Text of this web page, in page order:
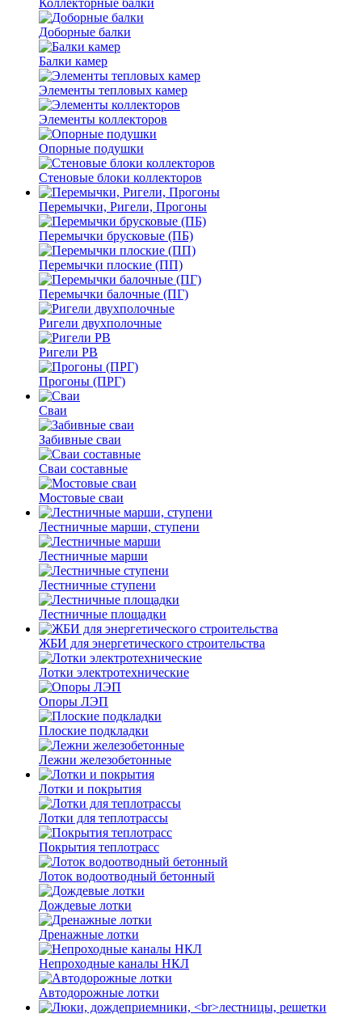
Коллекторные балки
Доборные балки
Балки камер
Элементы тепловых камер
Элементы коллекторов
Опорные подушки
Стеновые блоки коллекторов
Перемычки, Ригели, Прогоны
Перемычки брусковые (ПБ)
Перемычки плоские (ПП)
Перемычки балочные (ПГ)
Ригели двухполочные
Ригели РВ
Прогоны (ПРГ)
Сваи
Забивные сваи
Сваи составные
Мостовые сваи
Лестничные марши, ступени
Лестничные марши
Лестничные ступени
Лестничные площадки
ЖБИ для энергетического строительства
Лотки электротехнические
Опоры ЛЭП
Плоские подкладки
Лежни железобетонные
Лотки и покрытия
Лотки для теплотрассы
Покрытия теплотрасс
Лоток водоотводный бетонный
Дождевые лотки
Дренажные лотки
Непроходные каналы НКЛ
Автодорожные лотки